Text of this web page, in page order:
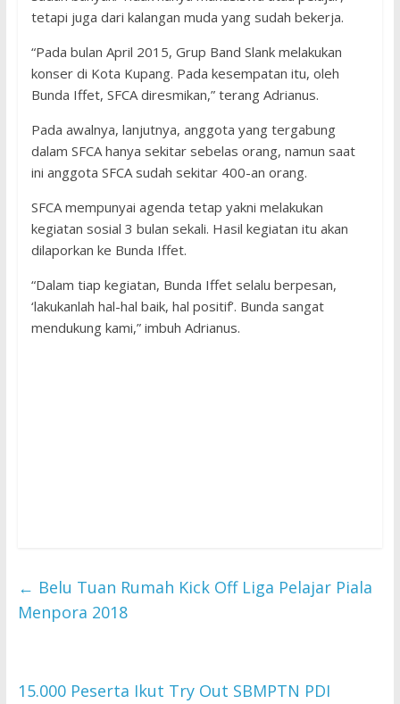
tetapi juga dari kalangan muda yang sudah bekerja.
“Pada bulan April 2015, Grup Band Slank melakukan
konser di Kota Kupang. Pada kesempatan itu, oleh
Bunda Iffet, SFCA diresmikan,” terang Adrianus.
Pada awalnya, lanjutnya, anggota yang tergabung
dalam SFCA hanya sekitar sebelas orang, namun saat
ini anggota SFCA sudah sekitar 400-an orang.
SFCA mempunyai agenda tetap yakni melakukan
kegiatan sosial 3 bulan sekali. Hasil kegiatan itu akan
dilaporkan ke Bunda Iffet.
“Dalam tiap kegiatan, Bunda Iffet selalu berpesan,
‘lakukanlah hal-hal baik, hal positif’. Bunda sangat
mendukung kami,” imbuh Adrianus.
← Belu Tuan Rumah Kick Off Liga Pelajar Piala
Menpora 2018
15.000 Peserta Ikut Try Out SBMPTN PDI